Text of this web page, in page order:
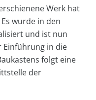
Werk hat
wurde in den
und ist nun
Einführung in die
folgt eine
der